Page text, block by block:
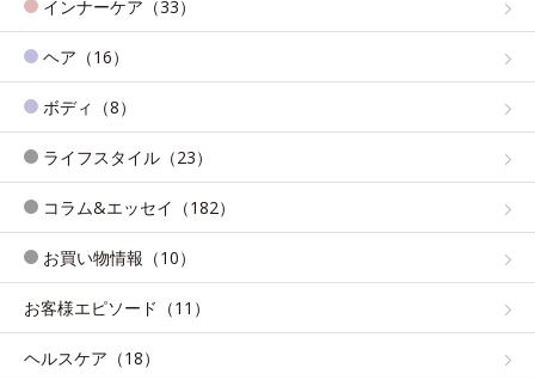
インナーケア（33）
ヘア（16）
ボディ（8）
ライフスタイル（23）
コラム&エッセイ（182）
お買い物情報（10）
お客様エピソード（11）
ヘルスケア（18）